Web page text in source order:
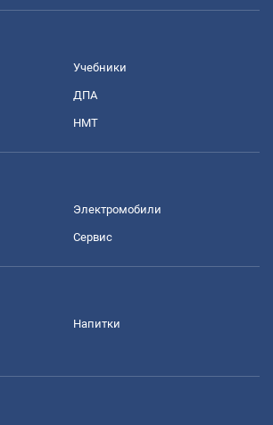
Учебники
ДПА
НМТ
Электромобили
Сервис
Напитки